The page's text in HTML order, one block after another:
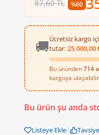
87,60 TL %60
🚚Ücretsiz kargo
tutar:25.000,00
Bu üründen 714
kargoya
Bu ürün şu anda
Listeye Ekle|